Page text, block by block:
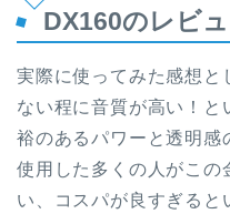
DX160のレビ
実際に使ってみた感想と
ない程に音質が高い！と
裕のあるパワーと透明感
使用した多くの人がこの
い、コスパが良すぎると